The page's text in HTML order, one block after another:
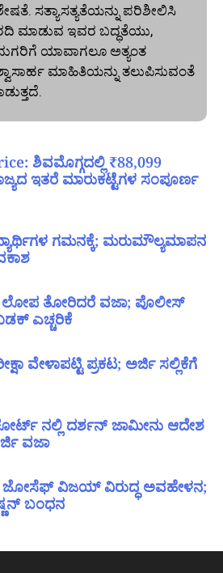
ಸತ್ಯಾಸತ್ಯತೆಯನ್ನು ಪರಿಶೀಲಿಸಿ
ಮಾಡುವ ಇವರ ಬದ್ಧತೆಯು,
ಯಾವಾಗಲೂ ಅತ್ಯಂತ
ಮಾಹಿತಿಯನ್ನು ತಲುಪಿಸುವಂತೆ
ಶಿವಮೊಗ್ಗದಲ್ಲಿ ₹88,099
ಇತರೆ ಮಾರುಕಟ್ಟೆಗಳ ಸಂಪೂರ್ಣ
ಗಮನಕ್ಕೆ; ಮರುಮೌಲ್ಯಮಾಪನ
ಲೋಪ ತೋರಿದರೆ ವಜಾ; ಪೊಲೀಸ್
ಎಚ್ಚರಿಕೆ
ವೇಳಾಪಟ್ಟಿ ಪ್ರಕಟ; ಅರ್ಜಿ ಸಲ್ಲಿಕೆಗೆ
ನಲ್ಲಿ ದರ್ಶನ್ ಜಾಮೀನು ಆದೇಶ
ವಜಾ
ಜೋಸೆಫ್ ವಿಜಯ್ ವಿರುದ್ಧ ಅವಹೇಳನ;
ಬಂಧನ